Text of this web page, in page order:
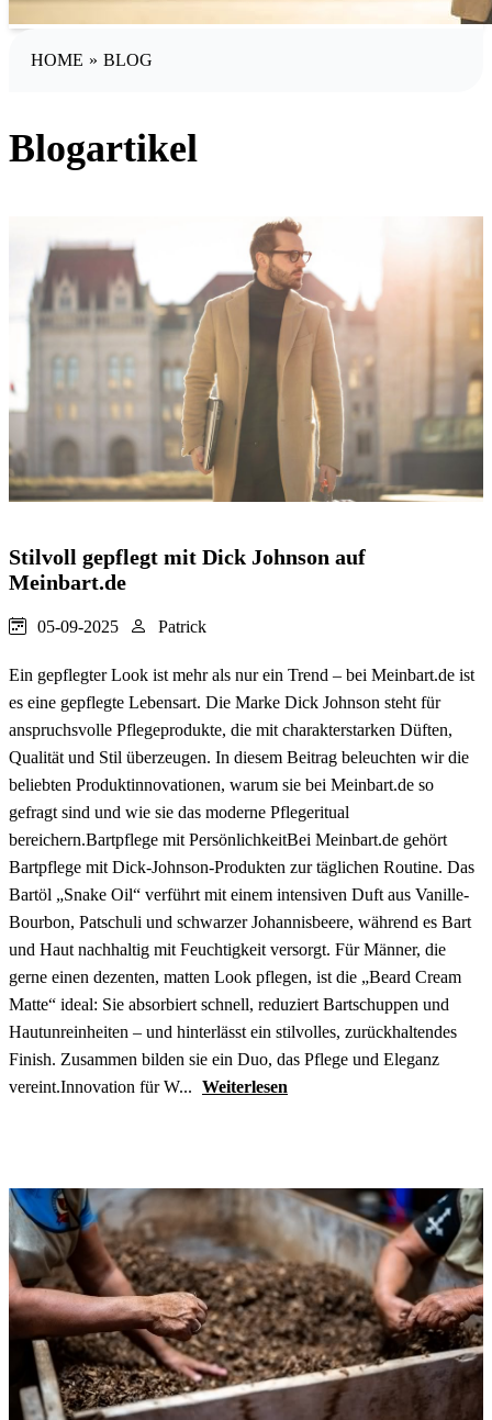
HOME » BLOG
Blogartikel
Stilvoll gepflegt mit Dick Johnson auf
Meinbart.de
05-09-2025 Patrick
Ein gepflegter Look ist mehr als nur ein Trend – bei Meinbart.de ist
es eine gepflegte Lebensart. Die Marke Dick Johnson steht für
anspruchsvolle Pflegeprodukte, die mit charakterstarken Düften,
Qualität und Stil überzeugen. In diesem Beitrag beleuchten wir die
beliebten Produktinnovationen, warum sie bei Meinbart.de so
gefragt sind und wie sie das moderne Pflegeritual
bereichern.Bartpflege mit PersönlichkeitBei Meinbart.de gehört
Bartpflege mit Dick-Johnson-Produkten zur täglichen Routine. Das
Bartöl „Snake Oil“ verführt mit einem intensiven Duft aus Vanille-
Bourbon, Patschuli und schwarzer Johannisbeere, während es Bart
und Haut nachhaltig mit Feuchtigkeit versorgt. Für Männer, die
gerne einen dezenten, matten Look pflegen, ist die „Beard Cream
Matte“ ideal: Sie absorbiert schnell, reduziert Bartschuppen und
Hautunreinheiten – und hinterlässt ein stilvolles, zurückhaltendes
Finish. Zusammen bilden sie ein Duo, das Pflege und Eleganz
vereint.Innovation für W... Weiterlesen